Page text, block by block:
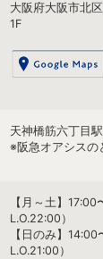
大阪府大阪市北
1F
天神橋筋六丁目
※阪急オアシスの
【月～土】
L.O.22:00）
【日のみ】
L.O.21:00）